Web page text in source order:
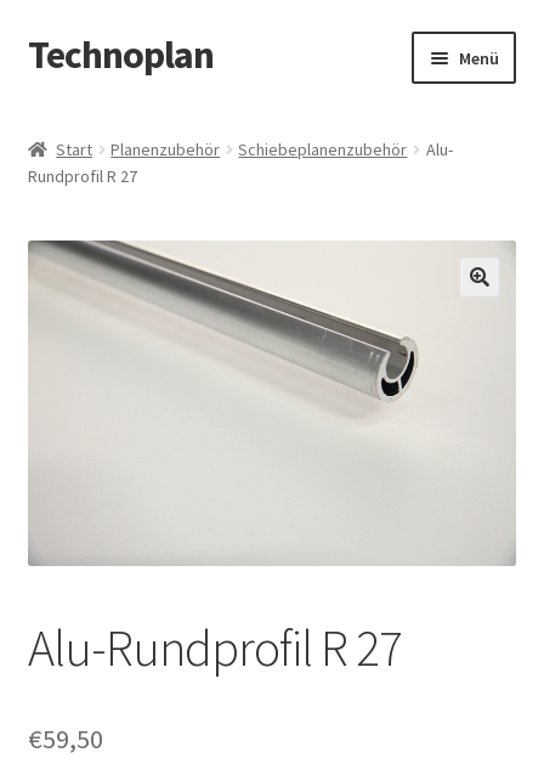
Zur
Navigation
Zum
Inhalt
Technoplan Menü
AGB
Datenschutzerklärung
Start Planenzubehör Schiebeplanenzubehör
Alu-
Rundprofil R 27
Alu-Rundprofil R 27
€59,50